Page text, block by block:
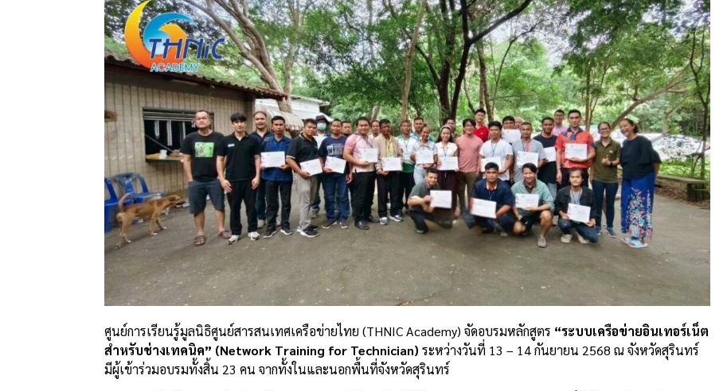
ศูนย์การเรียนรู้มูลนิธิศูนย์สารสนเทศเครือข่ายไทย (THNIC Academy) จัดอบรมหลักสูตร “ระบบเครือข่ายอินเทอร์เน็ต
สำหรับช่างเทคนิค” (Network Training for Technician) ระหว่างวันที่ 13 – 14 กันยายน 2568 ณ จังหวัดสุรินทร์
มีผู้เข้าร่วมอบรมทั้งสิ้น 23 คน จากทั้งในและนอกพื้นที่จังหวัดสุรินทร์